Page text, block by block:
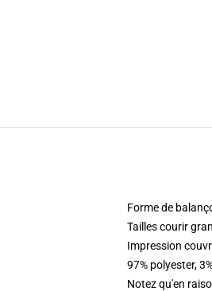
Forme de
Tailles courir
Impression
97% polyester,
Notez qu'en